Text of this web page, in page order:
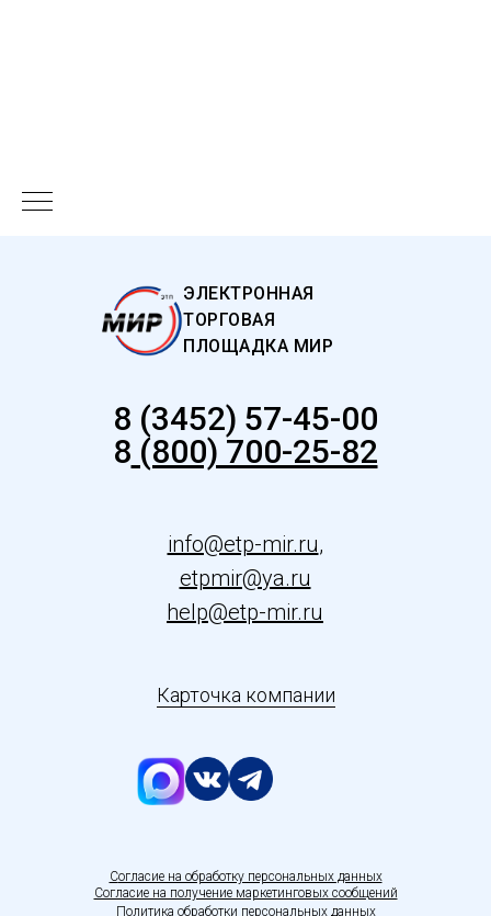
Карточка компании
ЭЛЕКТРОННАЯ
ТОРГОВАЯ
ПЛОЩАДКА МИР
8 (3452) 57-45-00
8 (800) 700-25-82
info@etp-mir.ru,
etpmir@ya.ru
help@etp-mir.ru
Согласие на обработку персональных данных
Согласие на получение маркетинговых сообщений
Политика обработки персональных данных